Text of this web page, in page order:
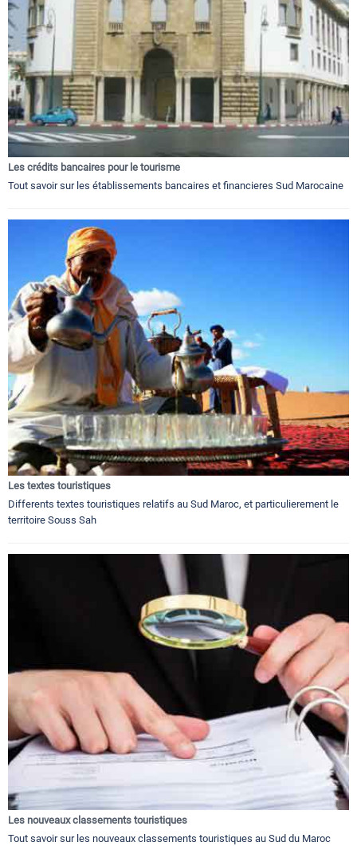
Les crédits bancaires pour le tourisme
Tout savoir sur les établissements bancaires et financieres Sud Marocaine
Les textes touristiques
Differents textes touristiques relatifs au Sud Maroc, et particulierement le
territoire Souss Sah
Les nouveaux classements touristiques
Tout savoir sur les nouveaux classements touristiques au Sud du Maroc